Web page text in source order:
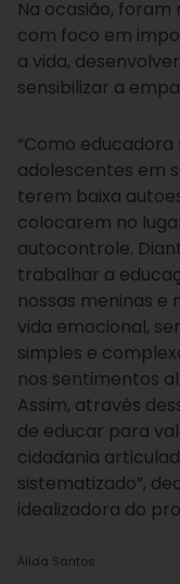
Na ocasião, foram
com foco em
a vida,
sensibilizar a
“Como
adolescentes em
terem baixa
colocarem no
autocontrole.
trabalhar a
nossas meninas
vida emocional,
simples e
nos sentimentos
Assim, através
de educar para
cidadania
sistematizado”,
idealizadora do
Álida Santos